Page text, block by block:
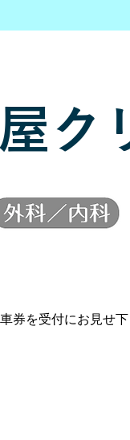
ク
券を受付にお見せ下